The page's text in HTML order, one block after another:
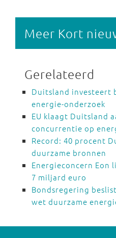
Meer Kort
Gerelateerd
Duitsland investeert
energie-onderzoek
EU klaagt Duitsland
concurrentie op
Record: 40 procent
duurzame bronnen
Energieconcern Eon
7 miljard euro
Bondsregering
wet duurzame